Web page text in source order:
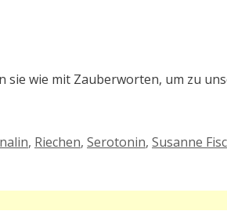
wie mit Zauberworten, um zu
, Riechen, Serotonin, Susanne